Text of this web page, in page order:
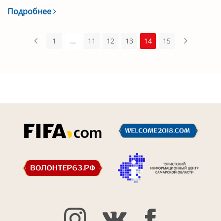
Подробнее
1 ... 11 12 13 14 15